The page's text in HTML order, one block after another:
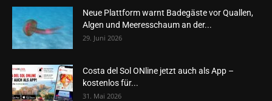
Neue Plattform warnt Badegäste vor Quallen,
Algen und Meeresschaum an der...
29. Juni 2026
Costa del Sol ONline jetzt auch als App –
kostenlos für...
31. Mai 2026